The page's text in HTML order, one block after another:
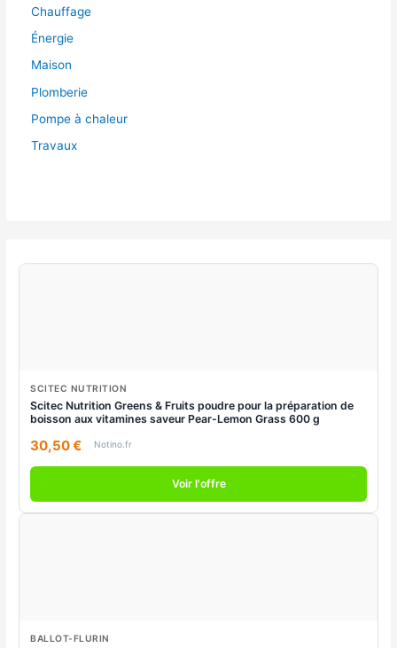
Chauffage
Énergie
Maison
Plomberie
Pompe à chaleur
Travaux
SCITEC NUTRITION
Scitec Nutrition Greens & Fruits poudre pour la préparation de
boisson aux vitamines saveur Pear-Lemon Grass 600 g
30,50 € Notino.fr
Voir l'offre
BALLOT-FLURIN